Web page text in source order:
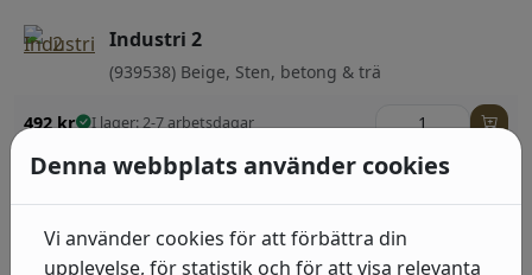
Industri 2
(939538) Beige, Sten, betong & trä
492kr I lager: 2-7 arbetsdagar
Industri 2
(429442) Grå, Sten, betong & trä
492kr I lager: 2-7 arbetsdagar
Denna webbplats använder cookies
Vi använder cookies för att förbättra din
upplevelse, för statistik och för att visa relevanta